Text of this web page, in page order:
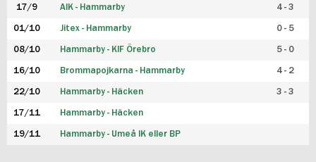
17/9 AIK - Hammarby 4 - 3
01/10 Jitex - Hammarby 0 - 5
08/10 Hammarby - KIF Örebro 5 - 0
16/10 Brommapojkarna - Hammarby 4 - 2
22/10 Hammarby - Häcken 3 - 3
17/11 Hammarby - Häcken
19/11 Hammarby - Umeå IK eller BP